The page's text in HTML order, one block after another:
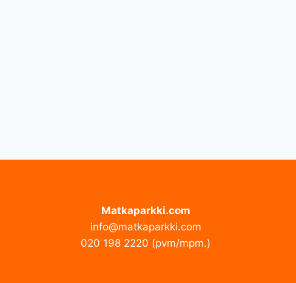
Matkaparkki.com
info@matkaparkki.com
020 198 2220 (pvm/mpm.)